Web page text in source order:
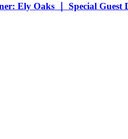
Ely Oaks ｜ Special Guest